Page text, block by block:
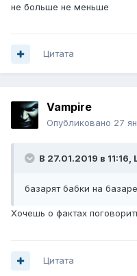
не больше не меньше
Цитата
Vampirе
Опубликовано 27
В 27.01.2019 в 11:16,
базарят бабки на
Хочешь о фактах
Цитата